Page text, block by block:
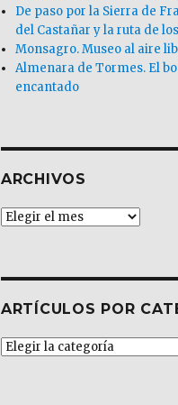
De paso por la Sierra de
del Castañar y la ruta de
Monsagro. Museo al aire
Almenara de Tormes. El
encantado
ARCHIVOS
Archivos
ARTÍCULOS POR
Artículos